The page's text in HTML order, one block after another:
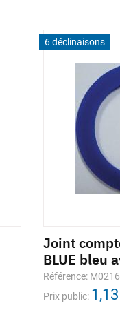
6 déclinaisons
Joint
BLUE bleu
Référence:
Prix public: